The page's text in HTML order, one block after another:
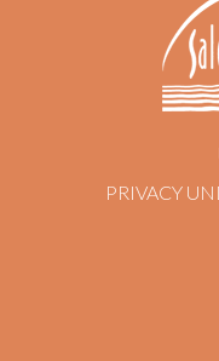
PRIVACY